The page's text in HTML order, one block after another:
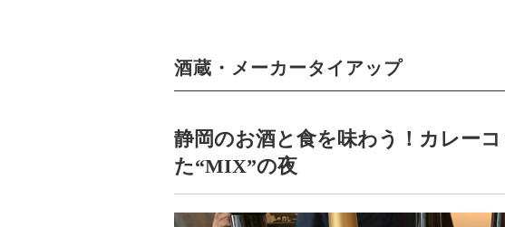
酒蔵・メーカータイアップ
静岡のお酒と食を味わう！カレー
た“MIX”の夜